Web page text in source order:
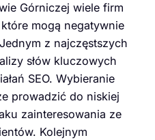
Górniczej wiele firm
które mogą negatywnie
z najczęstszych
słów kluczowych
SEO. Wybieranie
prowadzić do niskiej
zainteresowania ze
Kolejnym